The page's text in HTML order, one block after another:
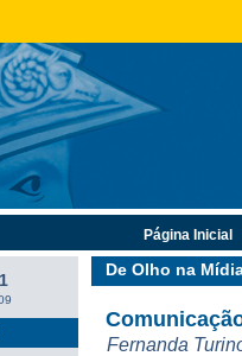
De Olho na
Fernanda
Página Inicial